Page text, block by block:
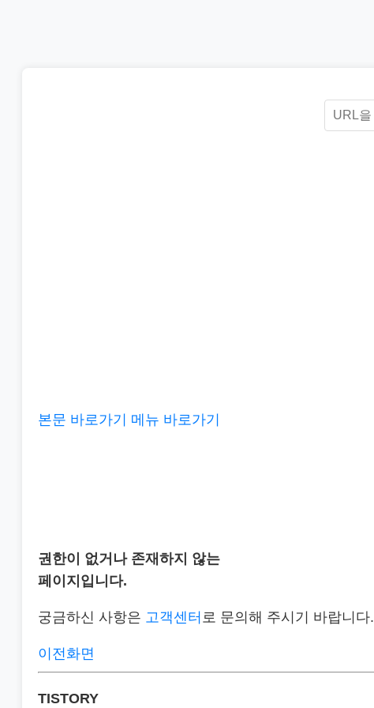
본문 바로가기 메뉴 바로가기
권한이 없거나 존재하지 않는
페이지입니다.
궁금하신 사항은 고객센터 로 문의해 주시기 바랍니다.
이전화면
TISTORY